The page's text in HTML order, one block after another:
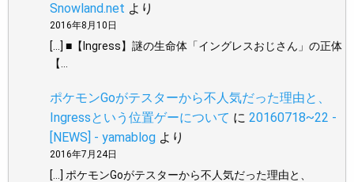
Snowland.net より
2016年8月10日
[…] ■【Ingress】謎の生命体「イングレスおじさん」の正体
【…
ポケモンGoがテスターから不人気だった理由と、
Ingressという位置ゲーについて に 20160718~22 -
[NEWS] - yamablog より
2016年7月24日
[…] ポケモンGoがテスターから不人気だった理由と、